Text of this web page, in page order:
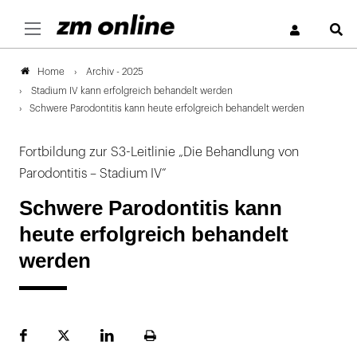
Home Archiv - 2025
Stadium IV kann erfolgreich behandelt werden
Schwere Parodontitis kann heute erfolgreich behandelt werden
Fortbildung zur S3-Leitlinie „Die Behandlung von
Parodontitis – Stadium IV“
Schwere Parodontitis kann
heute erfolgreich behandelt
werden
FacebookPlattformLinekdInSeite